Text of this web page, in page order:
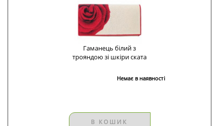
Гаманець білий з
трояндою зі шкіри ската
Немає в наявності
В КОШИК